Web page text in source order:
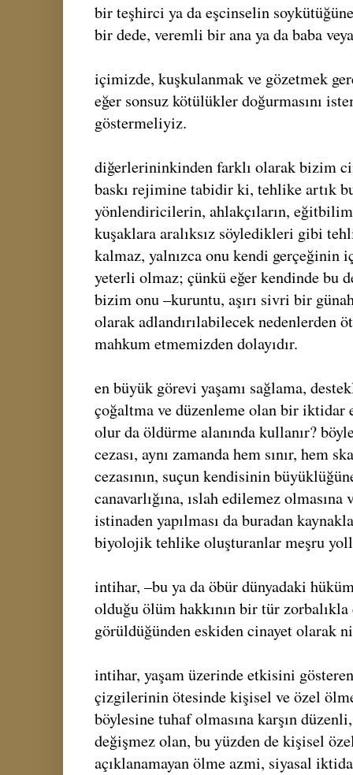
bir teşhirci ya da eşcinselin
bir dede, veremli bir ana ya da baba
içimizde, kuşkulanmak ve gözetmek
eğer sonsuz kötülükler doğurmasını
göstermeliyiz.
diğerlerininkinden farklı olarak bizim
baskı rejimine tabidir ki, tehlike artık
yönlendiricilerin, ahlakçıların,
kuşaklara aralıksız söyledikleri gibi
kalmaz, yalnızca onu kendi gerçeğinin
yeterli olmaz; çünkü eğer kendinde bu
bizim onu –kuruntu, aşırı sivri bir
olarak adlandırılabilecek nedenlerden
mahkum etmemizden dolayıdır.
en büyük görevi yaşamı sağlama,
çoğaltma ve düzenleme olan bir iktidar
olur da öldürme alanında kullanır?
cezası, aynı zamanda hem sınır, hem
cezasının, suçun kendisinin
canavarlığına, ıslah edilemez
istinaden yapılması da buradan
biyolojik tehlike oluşturanlar meşru
intihar, –bu ya da öbür dünyadaki
olduğu ölüm hakkının bir tür
görüldüğünden eskiden cinayet olarak
intihar, yaşam üzerinde etkisini gösteren
çizgilerinin ötesinde kişisel ve özel
böylesine tuhaf olmasına karşın
değişmez olan, bu yüzden de kişisel
açıklanamayan ölme azmi, siyasal